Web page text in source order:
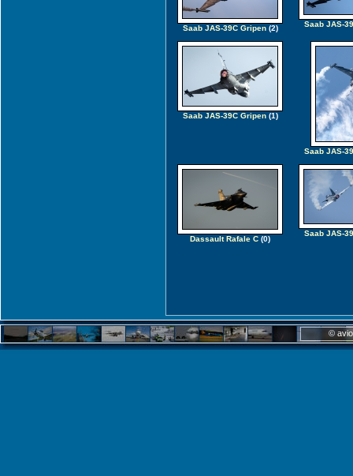
Saab JAS-39C Gripen(2) Saab JAS-
Saab JAS-39C Gripen(1)
Saab JAS-
Dassault Rafale C (0)
Saab JAS-
©